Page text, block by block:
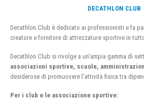
DECATHLON CLUB
Decathlon Club è dedicato ai professionisti e fa
creatore e fornitore di attrezzature sportive in
Decathlon Club si rivolge a un’ampia gamma di
associazioni sportive, scuole,
desiderose di promuovere l’attività fisica tra
Per i club e le associazione sportive: